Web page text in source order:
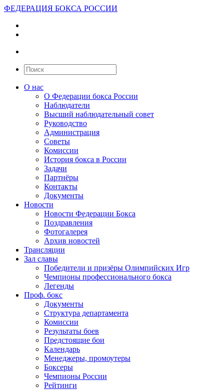
ФЕДЕРАЦИЯ БОКСА РОССИИ
О нас
О Федерации бокса России
Наблюдатели
Высший наблюдательный совет
Руководство
Администрация
Советы
Комиссии
История бокса в России
Задачи
Партнёры
Контакты
Документы
Новости
Новости Федерации Бокса
Поздравления
Фотогалерея
Архив новостей
Трансляции
Зал славы
Победители и призёры Олимпийских Игр
Чемпионы профессионального бокса
Легенды
Проф. бокс
Документы
Структура департамента
Комиссии
Результаты боев
Предстоящие бои
Календарь
Менеджеры, промоутеры
Боксеры
Чемпионы России
Рейтинги